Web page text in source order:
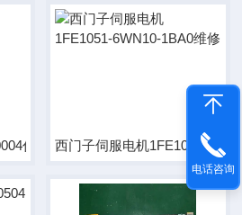
代码维修西门子伺服电机1FE1051-
电话咨询